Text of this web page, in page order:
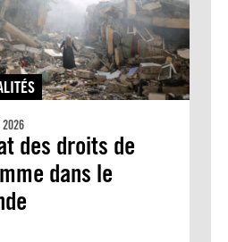
des droits de
dans le